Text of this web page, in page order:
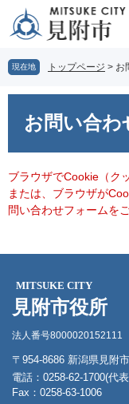
の
先
頭
ー
を
飛
文
へ
現在地 トップページ > お
お問い合わ
ブラウザでCookie（ク
または、ブラウザが
問い合わせフォームを
MITSUKE CITY
見附市役所
法人番号8000020152111
〒954-8686 新潟県見附
電話：0258-62-1700(代
Fax：0258-63-1006